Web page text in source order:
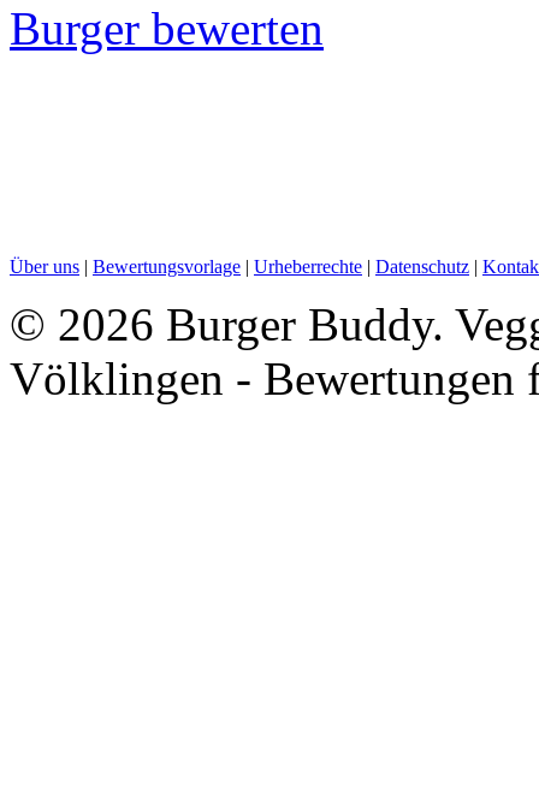
Burger bewerten
Über uns | Bewertungsvorlage | Urheberrechte | Datenschutz |
© 2026 Burger Buddy.
Völklingen - Bewertungen